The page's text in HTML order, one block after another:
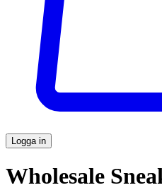
Logga in
Wholesale